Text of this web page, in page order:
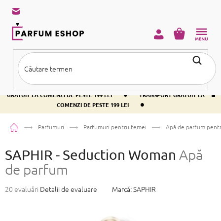
conținut
TRANSPORT GRATUIT LA COMENZI DE PESTE 199 LEI •
TRANSPORT
GRATUIT LA COMENZI DE PESTE 199 LEI
•
TRANSPORT GRATUIT LA
COMENZI DE PESTE 199 LEI
•
COŞ
Acasă Parfumuri Parfumuri pentru femei Apă de parfum
SAPHIR - Seduction Woman Apă
de parfum
Evaluarea
20 evaluări Detalii de evaluare Marcă:SAPHIR